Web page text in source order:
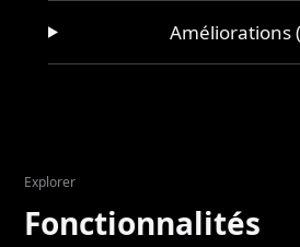
Améliorations
Explorer
Fonctionnalités